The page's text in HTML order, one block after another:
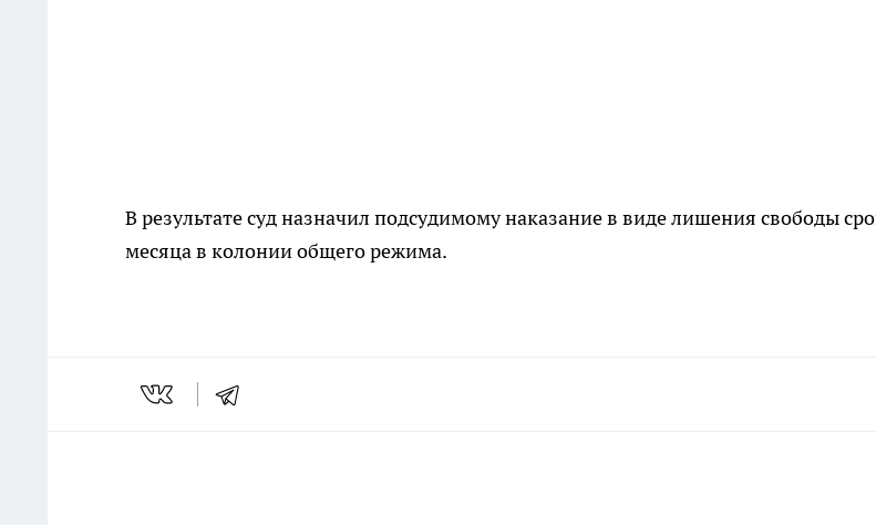
В результате суд назначил подсудимому наказание в виде лишения свободы
месяца в колонии общего режима.